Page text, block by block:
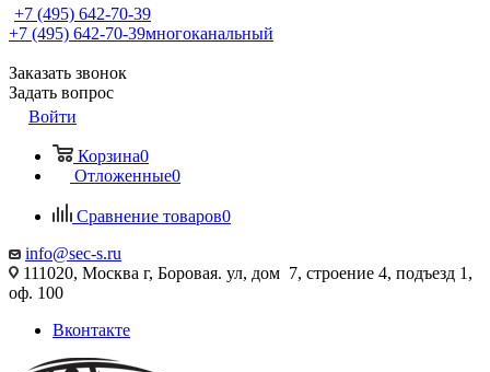
+7 (495) 642-70-39
+7 (495) 642-70-39многоканальный
Заказать звонок
Задать вопрос
Войти
Корзина0
Отложенные0
Сравнение товаров0
info@sec-s.ru
111020, Москва г, Боровая. ул, дом 7, строение 4, подъезд 1,
оф. 100
Вконтакте